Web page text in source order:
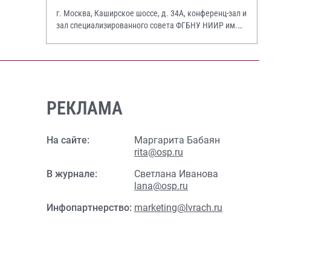
г. Москва, Каширское шоссе, д. 34А, конференц-зал и
зал специализированного совета ФГБНУ НИИР им.
РЕКЛАМА
На сайте:
Маргарита Бабаян
rita@osp.ru
В журнале:
Светлана Иванова
lana@osp.ru
Инфопартнерство: marketing@lvrach.ru